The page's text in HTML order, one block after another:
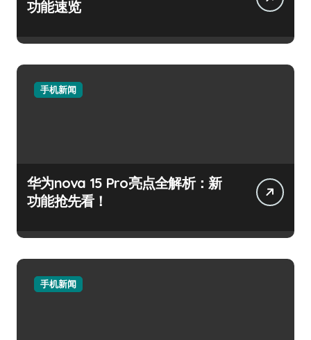
功能速览
手机新闻
华为nova 15 Pro亮点全解析：新
功能抢先看！
手机新闻